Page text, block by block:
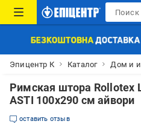
Эпицентр К Каталог Дом и
Римская штора Rollotex
ASTI 100x290 см айвори
оставить отзыв